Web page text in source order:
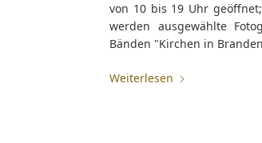
von 10 bis 19 Uhr
werden ausgewählte
Bänden "Kirchen in
Weiterlesen